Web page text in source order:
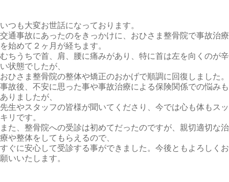
いつも大変お世話になっております。
交通事故にあったのをきっかけに、おひさま整骨院で事故治療
を始めて２ヶ月が経ちます。
むちうちで首、肩、腰に痛みがあり、特に首は左を向くのが辛
い状態でしたが、
おひさま整骨院の整体や矯正のおかげで順調に回復しました。
事故後、不安に思った事や事故治療による保険関係での悩みも
ありましたが、
先生やスタッフの皆様が聞いてくださり、今では心も体もスッ
キリです。
また、整骨院への受診は初めてだったのですが、親切適切な治
療や整体をしてもらえるので、
すぐに安心して受診する事ができました。今後ともよろしくお
願いいたします。